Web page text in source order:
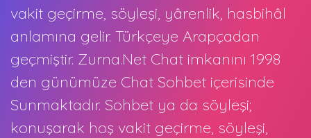
vakit geçirme, söyleşi, yârenlik, hasbihâl
anlamına gelir. Türkçeye Arapçadan
geçmiştir. Zurna.Net Chat imkanını 1998
den günümüze Chat Sohbet içerisinde
Sunmaktadır. Sohbet ya da söyleşi;
konuşarak hoş vakit geçirme, söyleşi,